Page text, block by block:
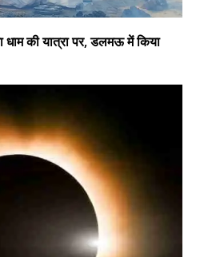
धाम की यात्रा पर, डलमऊ में किया